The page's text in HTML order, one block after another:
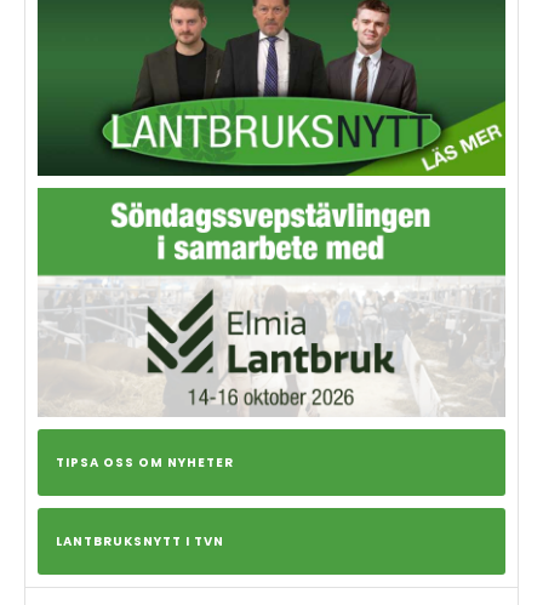
TIPSA OSS OM NYHETER
LANTBRUKSNYTT I TVN